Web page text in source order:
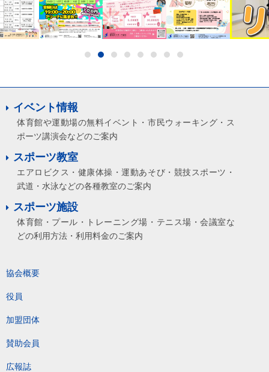
イベント情報
体育館や運動場の無料イベント・市民ウォーキング・ス
ポーツ講演会などのご案内
スポーツ教室
エアロビクス・健康体操・運動あそび・競技スポーツ・
武道・水泳などの各種教室のご案内
スポーツ施設
体育館・プール・トレーニング場・テニス場・会議室な
どの利用方法・利用料金のご案内
協会概要
役員
加盟団体
賛助会員
広報誌